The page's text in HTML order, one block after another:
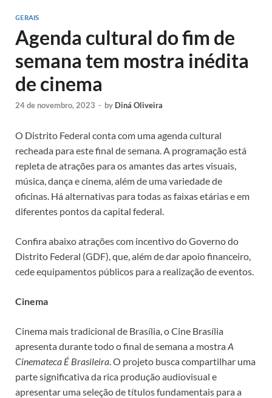
GERAIS
Agenda cultural do fim de
semana tem mostra inédita
de cinema
24 de novembro, 2023 - by Diná Oliveira
O Distrito Federal conta com uma agenda cultural
recheada para este final de semana. A programação está
repleta de atrações para os amantes das artes visuais,
música, dança e cinema, além de uma variedade de
oficinas. Há alternativas para todas as faixas etárias e em
diferentes pontos da capital federal.
Confira abaixo atrações com incentivo do Governo do
Distrito Federal (GDF), que, além de dar apoio financeiro,
cede equipamentos públicos para a realização de eventos.
Cinema
Cinema mais tradicional de Brasília, o Cine Brasília
apresenta durante todo o final de semana a mostraA
Cinemateca É Brasileira. O projeto busca compartilhar uma
parte significativa da rica produção audiovisual e
apresentar uma seleção de títulos fundamentais para a